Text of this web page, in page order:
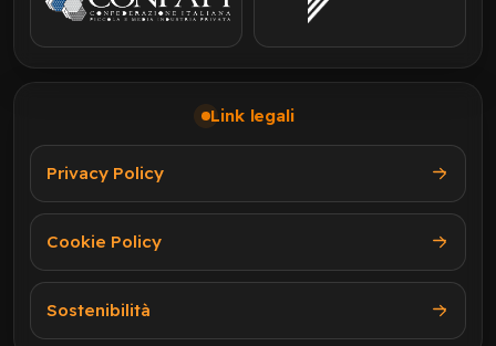
Link legali
Privacy Policy
Cookie Policy
Sostenibilità